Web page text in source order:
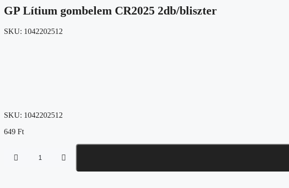
GP Lítium gombelem CR2025 2db/bliszter
SKU: 1042202512
SKU: 1042202512
649 Ft